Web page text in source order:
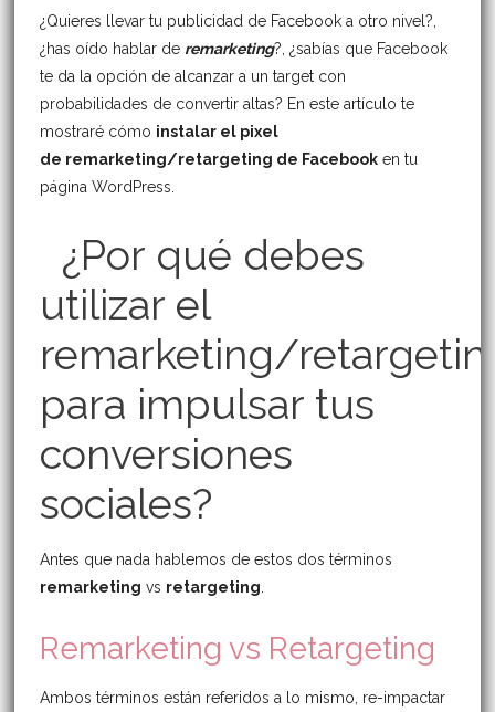
¿Quieres llevar tu publicidad de Facebook a otro nivel?,
¿has oído hablar de remarketing?, ¿sabías que Facebook
te da la opción de alcanzar a un target con
probabilidades de convertir altas? En este artículo te
mostraré cómo instalar el pixel
de remarketing/retargeting de Facebooken tu
página WordPress.
¿Por qué debes
utilizar el
remarketing/
para impulsar tus
conversiones
sociales?
Antes que nada hablemos de estos dos términos
remarketing vs retargeting
Remarketing vs Retargeting
Ambos términos están referidos a lo mismo, re-impactar